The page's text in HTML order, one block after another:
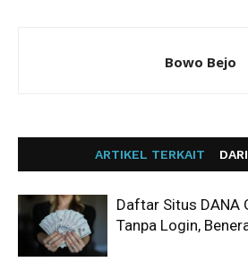
Bowo Bejo
ARTIKEL TERKAIT
Daftar Situs DANA
Tanpa Login,